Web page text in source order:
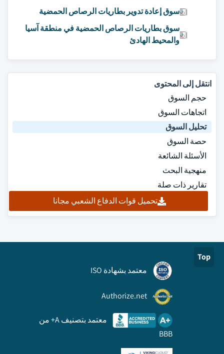
سوق إعادة تدوير بطاريات الرصاص الحمضية
سوق بطاريات الرصاص الحمضية في منطقة آسيا
والمحيط الهادئ
انتقل إلى المحتوى
حجم السوق
اتجاهات السوق
تحليل السوق
حصة السوق
الأسئلة الشائعة
منهجية البحث
تقارير ذات صلة
تحميل قوات الدفاع الشعبي مجانا
Top
معتمد بشهادة ISO
Authorize.net
معتمد بتصنيف A+ من
BBB